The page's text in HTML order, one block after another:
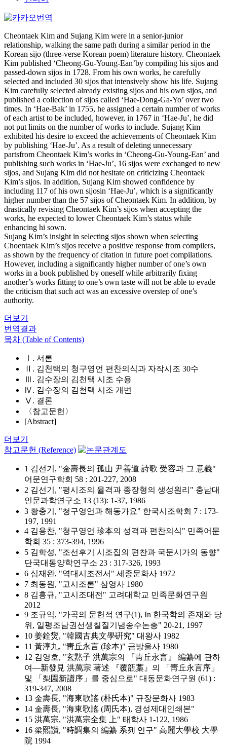
Cheontaek Kim and Sujang Kim were in a senior-junior
relationship, walking the same path during a similar period in the
Korean sijo (three-verse Korean poem) literature history. Cheontaek
Kim published ‘Cheong-Gu-Young-Ean’by compiling his sijos and
passed-down sijos in 1728. From his own works, he carefully
selected and included 30 sijos that intensively show his life. Sujang
Kim carefully selected already existing sijos and his own sijos, and
published a collection of sijos called ‘Hae-Dong-Ga-Yo’ over two
times. In ‘Hae-Bak’ in 1755, he assigned a certain number of works
of each artist to be included, however, in 1767 in ‘Hae-Ju’, he did
not put limits on the number of works to include. Sujang Kim
exhibited his desire to exceed the achievements of Cheontaek Kim
by publishing ‘Hae-Ju’. As a result of deleting unnecessary
partsfrom Cheontaek Kim’s works in ‘Cheong-Gu-Young-Ean’ and
publishing such works in ‘Hae-Ju’, 16 sijos were exchanged to new
sijos, and Sujang Kim did not hesitate on criticizing Cheontaek
Kim’s sijos. In addition, Sujang Kim showed confidence by
including 117 of his own sijosin ‘Hae-Ju’, which is a significantly
higher number than the 57 sijos of Cheontaek Kim. In addition, by
drastically revising Cheontaek Kim’s sijos when accepting the
works, he expected to lower Cheontaek Kim’s status while
enhancing hi sown.
Sujang Kim’s insight in selecting sijos shown when selecting
Choentaek Kim’s sijos receive a positive response from compilers,
as shown by the frequency of citation in future poet compilations.
However, including a significantly higher number of one’s own
works in a book published by oneself while arbitrarily fixing
another’s works fitting to one’s own taste will not be able to evade
the criticism that such act was an excessive overstep of one’s
authority.
더보기
번역결과
목차 (Table of Contents)
Ⅰ. 서론
Ⅱ. 김천택의 청구영언 편찬의식과 자작시조 30수
Ⅲ. 김수장의 김천택 시조 수용
Ⅳ. 김수장의 김천택 시조 개변
Ⅴ. 결론
〈참고문헌〉
[Abstract]
더보기
참고문헌 (Reference)
1 김선기, "金壽長의 孤山 尹善道 詩歌 受容과 그 意義"
어문연구학회 58 : 201-227, 2008
2 김선기, "평시조의 율격과 종장형의 생성원리" 충남대
인문과학연구소 13 (13): 1-37, 1986
3 황충기, "청구영언과 해동가요" 한국시조학회 7 : 173-
197, 1991
4 김용찬, "청구영언 珍本의 성격과 편찬의식" 민족어문
학회 35 : 373-394, 1996
5 김학성, "조선후기 시조집의 편찬과 국문시가의 동향"
단국대동양학연구소 23 : 317-326, 1993
6 심재완, "역대시조전서" 세종문화사 1972
7 최동원, "고시조론" 삼영사 1980
8 김흥규, "고시조대전" 고려대학교 민족문화연구원
2012
9 조규익, "가곡의 문헌적 연구(1), In 한국학의 존재와 당
위, 일평조남권선생칠질기념송수논총" 20-21, 1997
10 姜銓爕, "韓國古典文學硏究" 대왕사 1982
11 黃淳九, "靑丘永言 (珍本)" 금방울사 1980
12 김영호, "玄黙子 洪萬宗의 『靑丘永言』 編纂에 관하
여―新發見 洪萬宗 著述 『覆瓿藁』의 「靑丘永言序」
및 「梨園新譜序」를 중심으로" 대동문화연구원 (61) :
319-347, 2008
13 金壽長, "海東歌謠 (朴氏本)" 규장문화사 1983
14 金壽長, "海東歌謠 (周氏本), 경성제대인쇄본"
15 洪萬宗, "洪萬宗全集 上" 태학사 1-122, 1986
16 梁熙讚, "時調集의 編纂 系列 연구" 高麗大學校 大學
院 1994